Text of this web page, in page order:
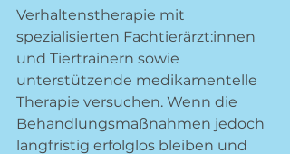
Verhaltenstherapie mit
spezialisierten Fachtierärzt:innen
und Tiertrainern sowie
unterstützende medikamentelle
Therapie versuchen. Wenn die
Behandlungsmaßnahmen jedoch
langfristig erfolglos bleiben und